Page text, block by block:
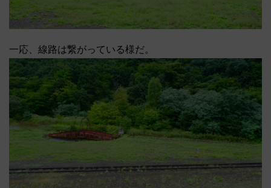
一応、線路は繋がっている様だ。